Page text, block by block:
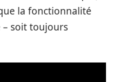
la fonctionnalité
– soit toujours